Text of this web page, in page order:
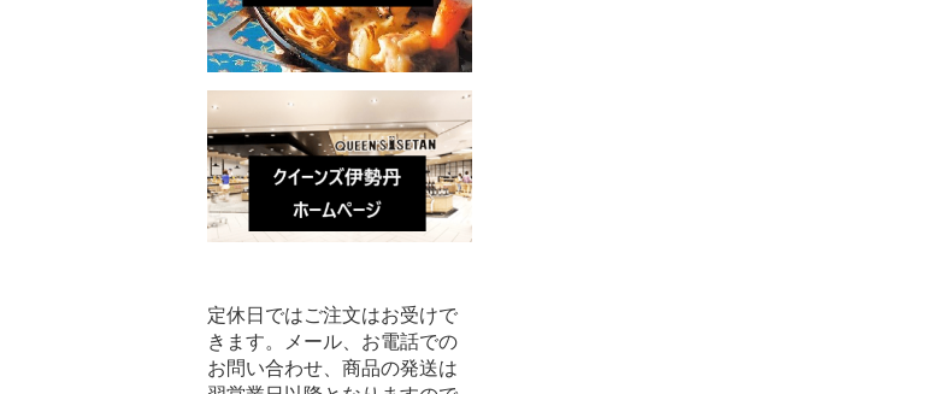
定休日ではご注文はお受けで
きます。メール、お電話での
お問い合わせ、商品の発送は